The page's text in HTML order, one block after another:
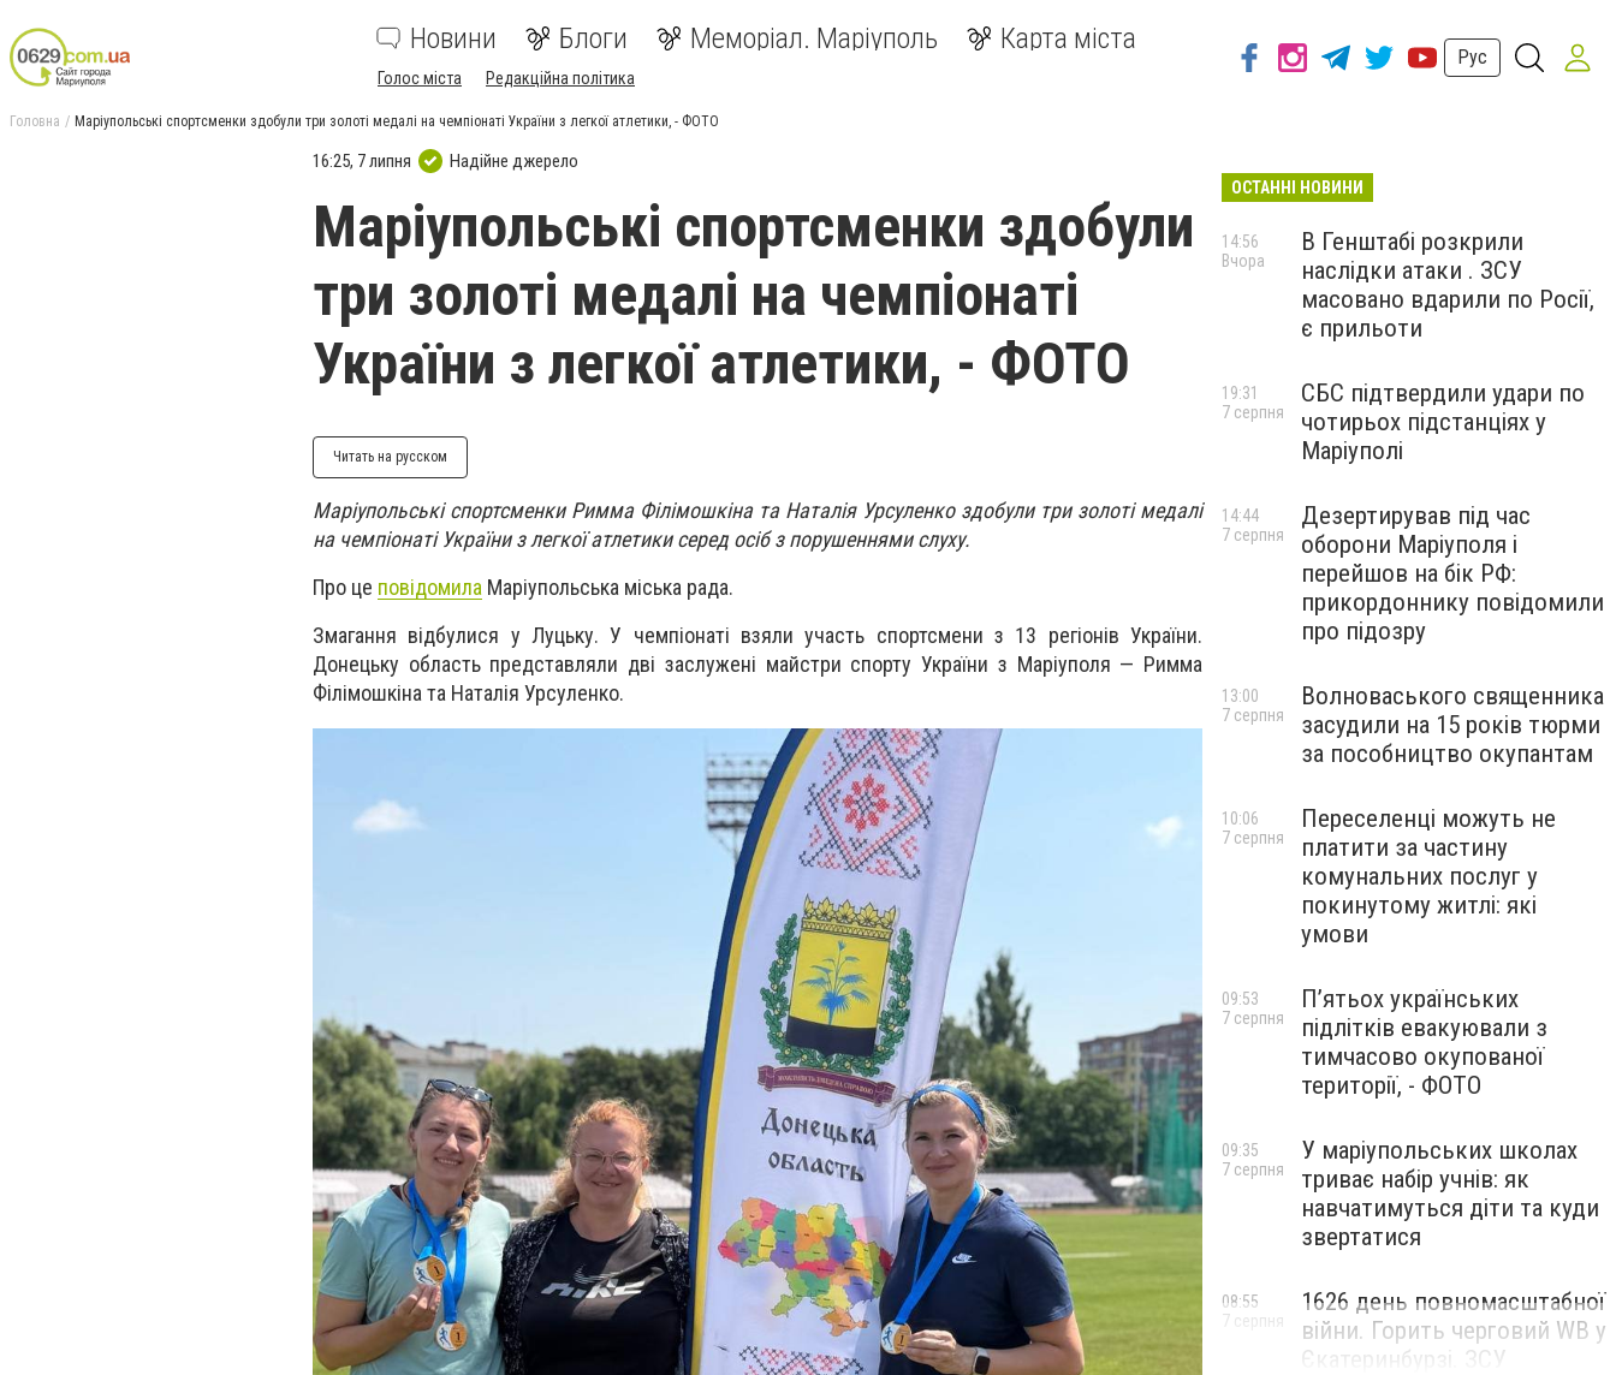
Новини Блоги Меморіал. Маріуполь Карта міста
Голос міста Редакційна політика
Рус
Головна Маріупольські спортсменки здобули три золоті медалі на чемпіонаті України з легкої атлетики, - ФОТО
16:25, 7 липня Надійне джерело
Маріупольські спортсменки здобули
три золоті медалі на чемпіонаті
України з легкої атлетики, - ФОТО
Читать на русском
Маріупольські спортсменки Римма Філімошкіна та Наталія Урсуленко здобули три золоті медалі
на чемпіонаті України з легкої атлетики серед осіб з порушеннями слуху.
Про це повідомила Маріупольська міська рада.
Змагання відбулися у Луцьку. У чемпіонаті взяли участь спортсмени з 13 регіонів України.
Донецьку область представляли дві заслужені майстри спорту України з Маріуполя — Римма
Філімошкіна та Наталія Урсуленко.
ОСТАННІ НОВИНИ
В Генштабі розкрили
наслідки атаки . ЗСУ
масовано вдарили по Росії,
є прильоти
14:56
Вчора
СБС підтвердили удари по
чотирьох підстанціях у
Маріуполі
19:31
7 серпня
Дезертирував під час
оборони Маріуполя і
перейшов на бік РФ:
прикордоннику повідомили
про підозру
14:44
7 серпня
Волноваського священника
засудили на 15 років тюрми
за пособництво окупантам
13:00
7 серпня
Переселенці можуть не
платити за частину
комунальних послуг у
покинутому житлі: які
умови
10:06
7 серпня
П’ятьох українських
підлітків евакуювали з
тимчасово окупованої
території, - ФОТО
09:53
7 серпня
У маріупольських школах
триває набір учнів: як
навчатимуться діти та куди
звертатися
09:35
7 серпня
1626 день повномасштабної
війни. Горить черговий WB у
Єкатеринбурзі. ЗСУ
08:55
7 серпня